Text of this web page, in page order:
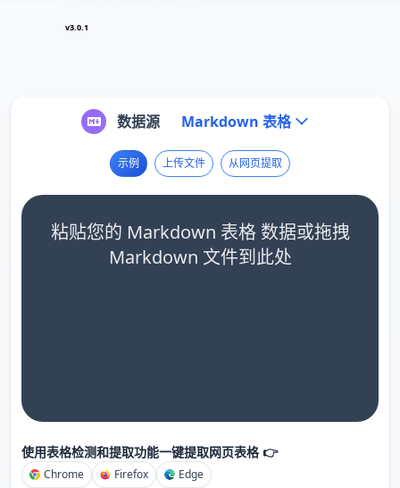
v3.0.1
数据源 Markdown 表格
示例 上传文件 从网页提取
粘贴您的 Markdown 表格 数据或拖拽
Markdown 文件到此处
使用表格检测和提取功能一键提取网页表格 👉
Chrome Firefox Edge